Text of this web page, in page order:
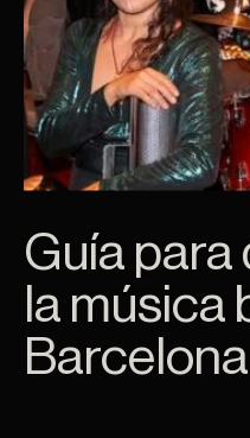
Guía para
la música
Barcelona